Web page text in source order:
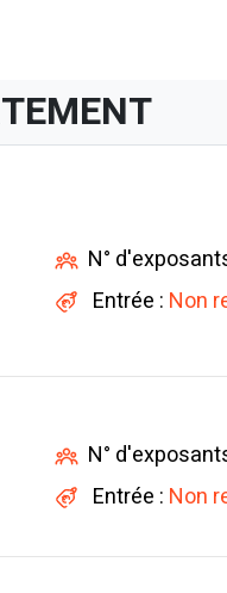
N°
Entrée : Non
N°
Entrée : Non